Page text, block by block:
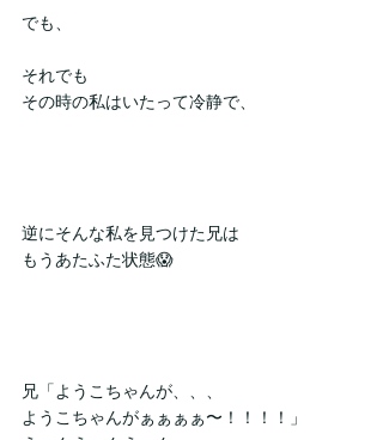
でも、
それでも
その時の私はいたって冷静で、
逆にそんな私を見つけた兄は
もうあたふた状態😱
兄「ようこちゃんが、、、
ようこちゃんがぁぁぁぁ〜！！！！」